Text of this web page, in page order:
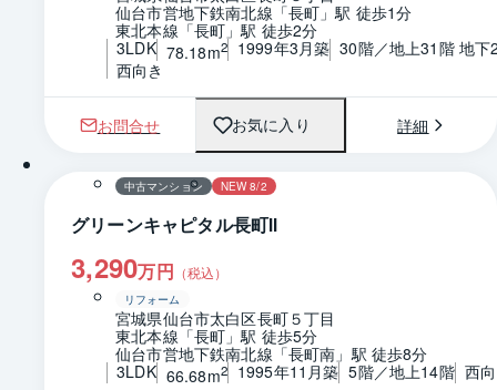
仙台市営地下鉄南北線「長町」駅 徒歩1分
東北本線「長町」駅 徒歩2分
3LDK 78.18m2 1999年3月築 30階／地上31階 地下
西向き
お問合せ お気に入り 詳細
1 / 0 間取り
中古マンション NEW 8/2
グリーンキャピタル長町Ⅱ
3,290万円 （税込）
リフォーム
宮城県仙台市太白区長町５丁目
東北本線「長町」駅 徒歩5分
仙台市営地下鉄南北線「長町南」駅 徒歩8分
3LDK 66.68m2 1995年11月築 5階／地上14階 西